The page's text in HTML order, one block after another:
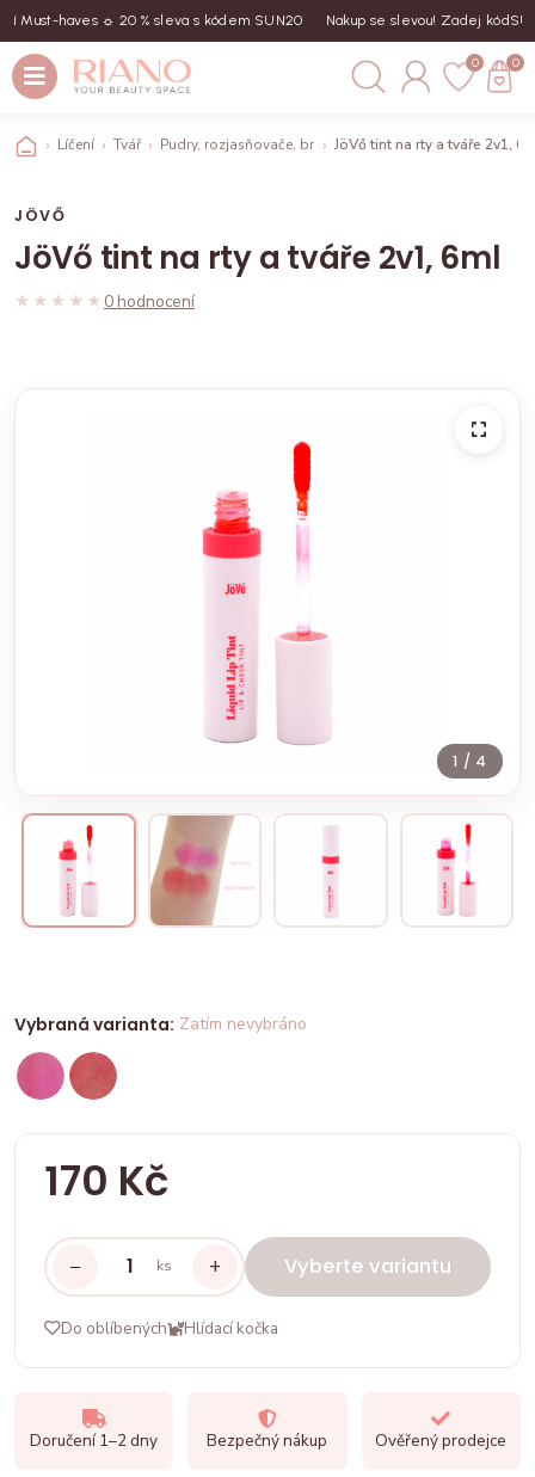
haves ☼ 20 % sleva s kódem SUN20 Nakup se slevou! Zadej kód SUN20
0 0
Líčení Tvář Pudry, rozjasňovače, bronzery, tvářenkyJöVő tint na rty a tváře 2v1,
JÖVŐ
JöVő tint na rty a tváře 2v1, 6ml
★★★★★
★★★★★ 0 hodnocení
1 / 4
Vybraná varianta: Zatím nevybráno
170 Kč
− ks + Vyberte variantu
Do oblíbených Hlídací kočka
Doručení 1–2 dny Bezpečný nákup Ověřený prodejce